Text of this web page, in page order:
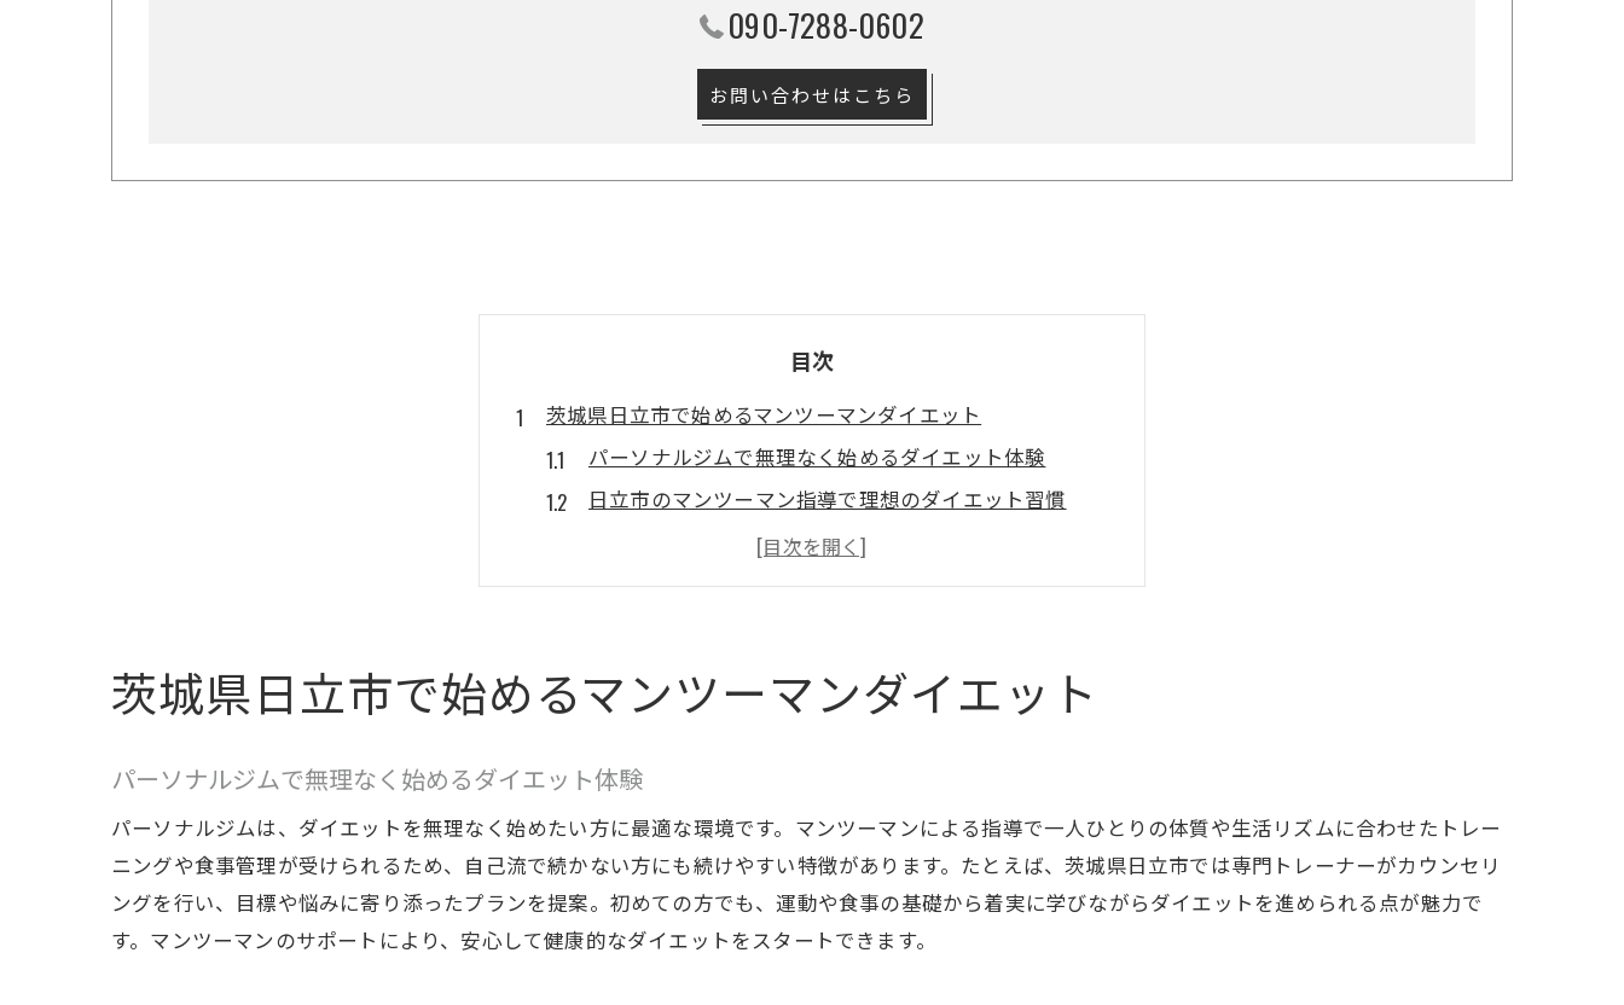
090-7288-0602
お問い合わせはこちら
目次
茨城県日立市で始めるマンツーマンダイエット
パーソナルジムで無理なく始めるダイエット体験
日立市のマンツーマン指導で理想のダイエット習慣
ダイエット初心者も安心のパーソナルサポート体制
マンツーマンダイエットで継続できる理由と効果
無理なく続くパーソナルジムの魅力とは
パーソナルジムなら無理のないダイエット継続が可能
トレーニングと食事の両面から続くダイエット習慣
パーソナルジムの個別対応が叶える継続力の秘密
ダイエット成功者が語る魅力的なジムのポイント
あなたに合うダイエットを見つけるパーソナル指導
茨城県日立市で始めるマンツーマンダイエット
パーソナルジムで無理なく始めるダイエット体験
パーソナルジムは、ダイエットを無理なく始めたい方に最適な環境です。マンツーマンによる指導で一人ひとりの体質や生活リズムに合わせたトレー
ニングや食事管理が受けられるため、自己流で続かない方にも続けやすい特徴があります。たとえば、茨城県日立市では専門トレーナーがカウンセリ
ングを行い、目標や悩みに寄り添ったプランを提案。初めての方でも、運動や食事の基礎から着実に学びながらダイエットを進められる点が魅力で
す。マンツーマンのサポートにより、安心して健康的なダイエットをスタートできます。